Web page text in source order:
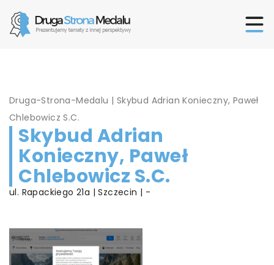
Druga-Strona-Medalu | Skybud Adrian Konieczny, Paweł
Chlebowicz S.C.
Skybud Adrian
Konieczny, Paweł
Chlebowicz S.C.
ul. Rapackiego 21a | Szczecin | -